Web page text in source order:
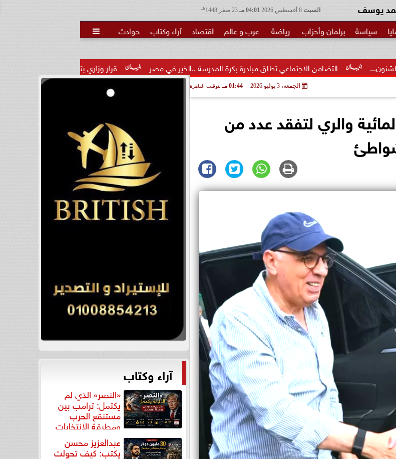
السبت 04:01 مـ هـ يوسف
سياسة برلمان وأحزاب رياضة عرب و عالم اقتصاد آراء وكتاب حوادث 
قرار وزاري بتكليف الدكتور تامر عاطف مدكور مديرًا التضامن الاجتماعي تطلق مبادرة بكرة المدرسة ..الخير في مصر
الجمعة، 3 يوليو 2026 01:44 مـ بتوقيت القاهرة
والري لتفقد عدد من
آراء وكتاب
«النصر» الذي لم
يكتمل: ترامب بين
مستنقع الحرب
ومطرقة الانتخابات
عبدالعزيز محسن
يكتب: كيف تحولت